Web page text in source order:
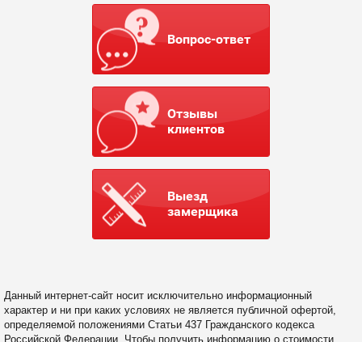
Вопрос-ответ
Отзывы
клиентов
Выезд
замерщика
Данный интернет-сайт носит исключительно информационный
характер и ни при каких условиях не является публичной офертой,
определяемой положениями Статьи 437 Гражданского кодекса
Российской Федерации. Чтобы получить информацию о стоимости